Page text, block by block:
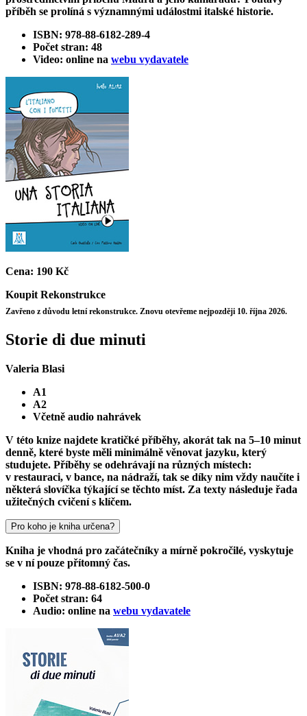
příběh se prolíná s významnými událostmi italské historie.
ISBN: 978-88-6182-289-4
Počet stran: 48
Video: online na webu vydavatele
Cena: 190 Kč
Koupit Rekonstrukce
Zavřeno z důvodu letní rekonstrukce. Znovu otevřeme nejpozději 10. října 2026.
Storie di due minuti
Valeria Blasi
A1
A2
Včetně audio nahrávek
V této knize najdete kratičké příběhy, akorát tak na 5–10 minut
denně, které byste měli minimálně věnovat jazyku, který
studujete. Příběhy se odehrávají na různých místech:
v restauraci, v bance, na nádraží, tak se díky nim vždy naučíte i
některá slovíčka týkající se těchto míst. Za texty následuje řada
užitečných cvičení s klíčem.
Pro koho je kniha určena?
Kniha je vhodná pro začátečníky a mírně pokročilé, vyskytuje
se v ní pouze přítomný čas.
ISBN: 978-88-6182-500-0
Počet stran: 64
Audio: online na webu vydavatele